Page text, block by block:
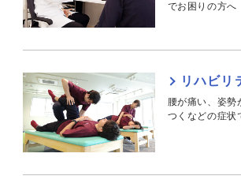
でお困りの方へ
リハビリ
腰が痛い、姿勢
つくなどの症状